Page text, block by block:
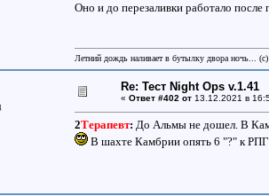
Оно и до перезаливки работало после
Летний дождь наливает в бутылку двора ночь...
Re: Тест Night Ops v.1.41
« Ответ #402 от13.12.2021 в
2Терапевт: До Альмы не дошел. В
В шахте Камбрии опять 6 "?" к